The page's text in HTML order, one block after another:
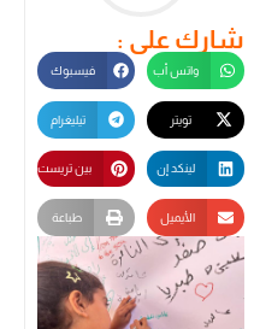
شارك على :
واتس أب فيسبوك
تيليغرام
لينكد إن بين تريست
الأيميل طباعة